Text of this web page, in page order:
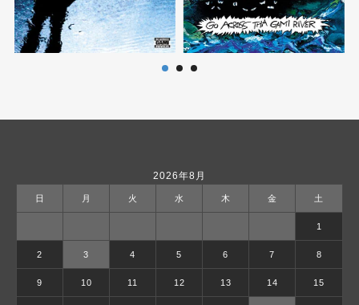
2026年8月
日 月 火 水 木 金 土
1
2 3 4 5 6 7 8
9 10 11 12 13 14 15